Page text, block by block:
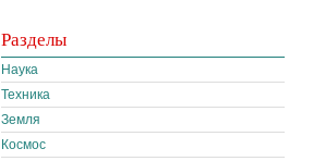
Разделы
Наука
Техника
Земля
Космос